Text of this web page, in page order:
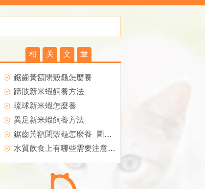
相 关 文 章
鋸齒黃額閉殼龜怎麼養
蹄肢新米蝦飼養方法
琉球新米蝦怎麼養
異足新米蝦飼養方法
鋸齒黃額閉殼龜怎麼養_圖片_習性_價格,黃額閉殼龜
水質飲食上有哪些需要注意,觀賞龜養護之鋸齒側頸龜